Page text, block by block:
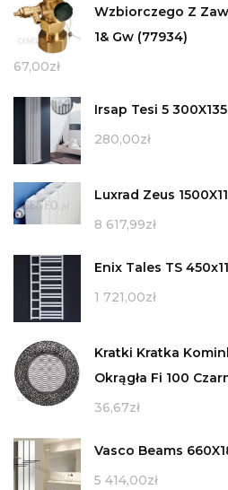
Wzbiorczego Z
1& Gw (77934)
67,00zł
Irsap Tesi 5 300X135
280,00zł
Luxrad Zeus
8 617,99zł
Enix Tales TS
1 721,00zł
Kratki Kratka
Okrągła Fi 100
36,67zł
Vasco Beams
5 414,00zł